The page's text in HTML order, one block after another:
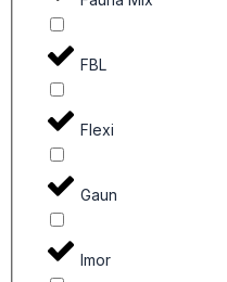
FBL
Flexi
Gaun
Imor